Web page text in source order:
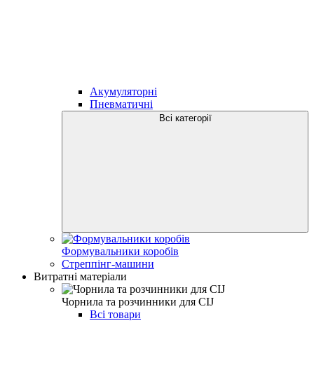
Акумуляторні
Пневматичні
Всі категорії
Формувальники коробів
Стреппінг-машини
Витратні матеріали
Чорнила та розчинники для CIJ
Всі товари